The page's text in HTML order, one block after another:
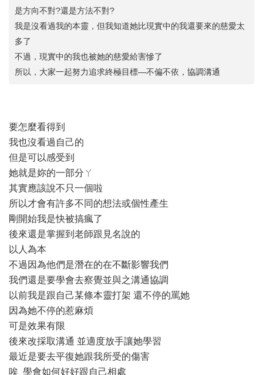
是方向不對?還是方法不對?
我是沒看過我的本靈，但我知道她比現實中的我還要來的慈愛太
多了
不過，現實中的我也被她的慈愛給害慘了
所以，大家一起努力追求終極目標—不偏不依，協調溝通
要怎麼看得到
我也沒看過自己的
但是可以感受到
她就是妳的一部分ㄚ
其實應該說不只一個啦
所以才會有許多不同的想法或個性產生
剛開始我是快被搞瘋了
後來還是掌握到老師跟見名說的
以人為本
不過因為他們是潛在的在不斷影響我們
我們還是要學會去察覺並與之溝通協調
以前我是跟自己某條本靈打架 還不停的罵她
因為她不停的惹麻煩
可是效果有限
後來改採取溝通 並適度放手讓她學習
最近是要去平復她跟我所受的傷害
唉 學會如何好好跟自己相處